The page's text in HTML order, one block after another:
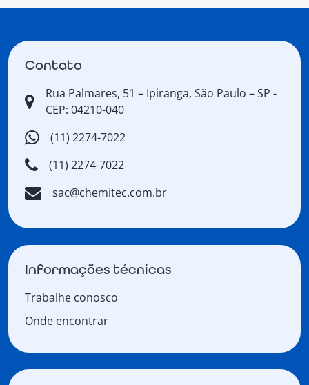
Contato
Rua Palmares, 51 – Ipiranga, São Paulo – SP -
CEP: 04210-040
(11) 2274-7022
(11) 2274-7022
sac@chemitec.com.br
Informações técnicas
Trabalhe conosco
Onde encontrar